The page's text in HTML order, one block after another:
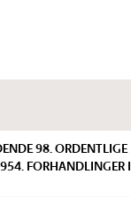
98. ORDENTLIGE
FORHANDLINGER I